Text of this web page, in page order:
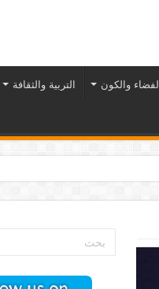
الفضاء والكون التربية والثقافة